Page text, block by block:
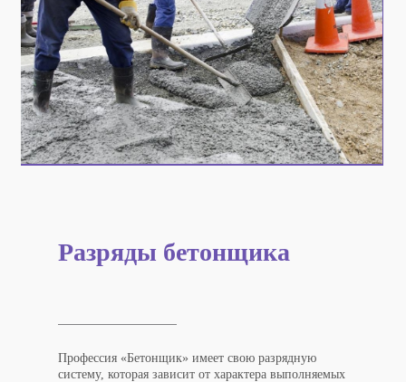
Разряды бетонщика
Профессия «Бетонщик» имеет свою разрядную
систему, которая зависит от характера выполняемых